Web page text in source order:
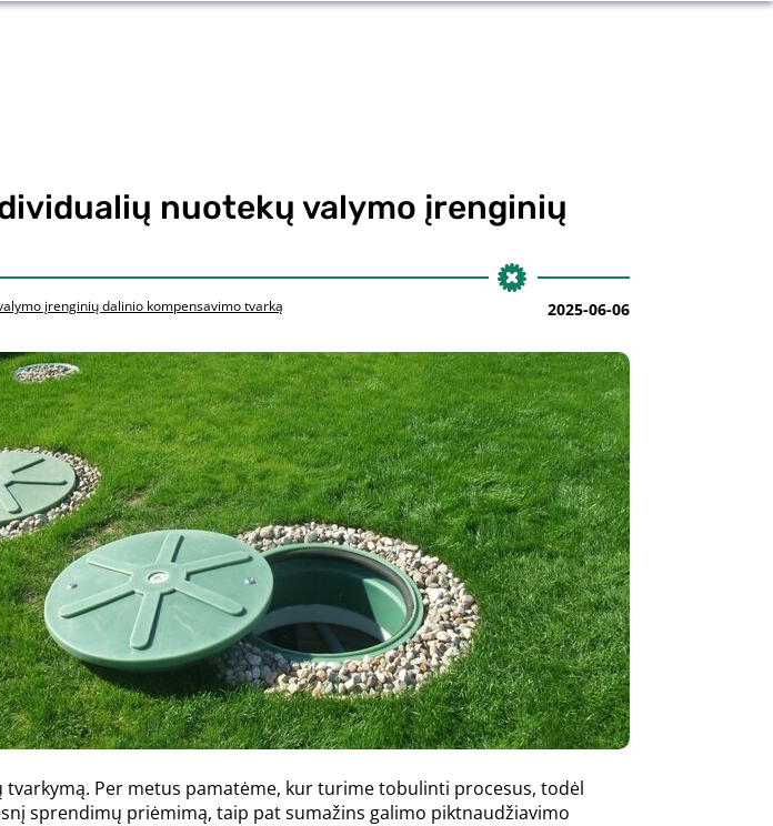
nuotekų valymo įrenginių
įrenginių dalinio kompensavimo tvarką 2025-06-06
Per metus pamatėme, kur turime tobulinti procesus, todėl
sprendimų priėmimą, taip pat sumažins galimo piktnaudžiavimo